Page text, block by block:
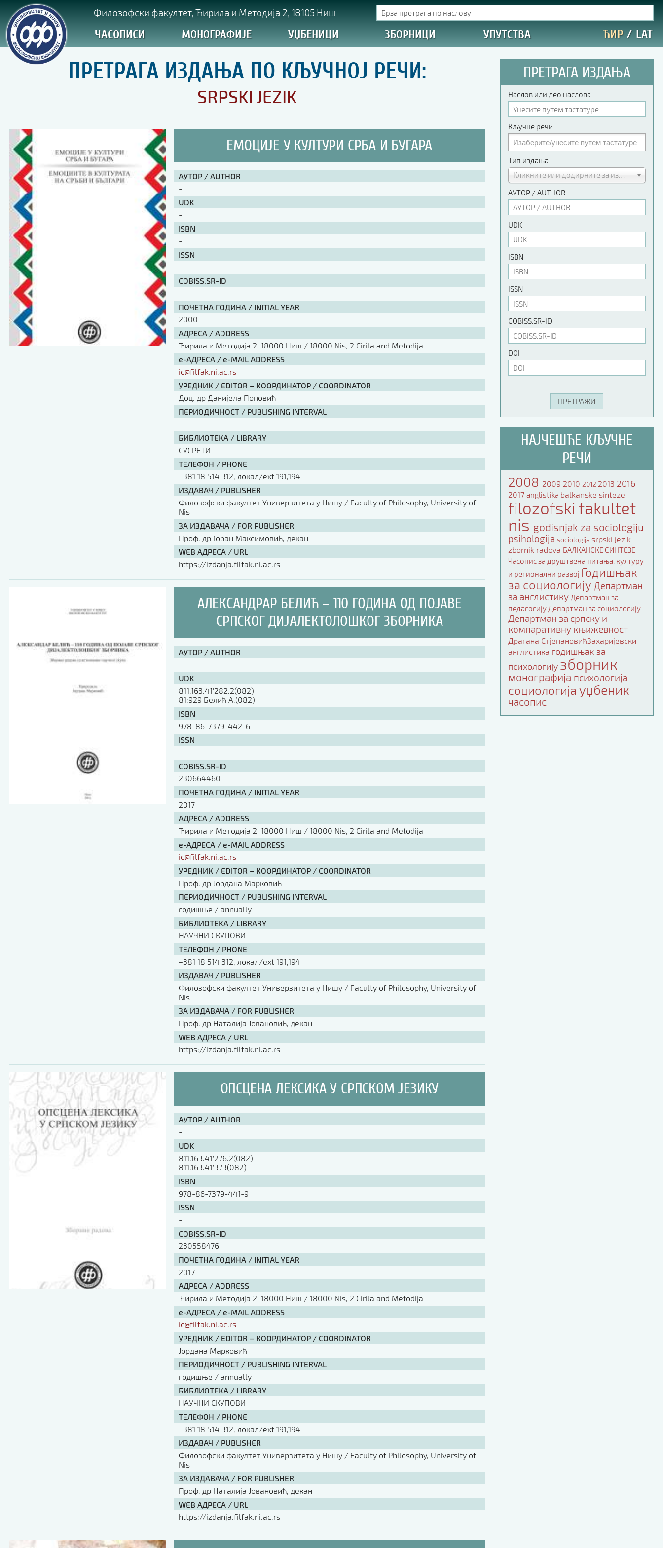
Филозофски факултет, Ћирила и Методија 2, 18105 Ниш
ЧАСОПИСИ МОНОГРАФИЈЕ УЏБЕНИЦИ ЗБОРНИЦИ УПУТСТВА ЋИР / LAT
ПРЕТРАГА ИЗДАЊА ПО КЉУЧНОЈ РЕЧИ:
SRPSKI JEZIK
ЕМОЦИЈЕ У КУЛТУРИ СРБА И БУГАРА
АУТОР / AUTHOR
-
UDK
-
ISBN
-
ISSN
-
COBISS.SR-ID
-
ПОЧЕТНА ГОДИНА / INITIAL YEAR
2000
АДРЕСА / ADDRESS
Ћирила и Методија 2, 18000 Ниш / 18000 Nis, 2 Cirila and Metodija
е-АДРЕСА / e-MAIL ADDRESS
ic@filfak.ni.ac.rs
УРЕДНИК / EDITOR – КООРДИНАТОР / COORDINATOR
Доц. др Данијела Поповић
ПЕРИОДИЧНОСТ / PUBLISHING INTERVAL
-
БИБЛИОТЕКА / LIBRARY
СУСРЕТИ
ТЕЛЕФОН / PHONE
+381 18 514 312, локал/ext 191,194
ИЗДАВАЧ / PUBLISHER
Филозофски факултет Универзитета у Нишу / Faculty of Philosophy, University of
Nis
ЗА ИЗДАВАЧА / FOR PUBLISHER
Проф. др Горан Максимовић, декан
WEB АДРЕСА / URL
https://izdanja.filfak.ni.ac.rs
АЛЕКСАНДРАР БЕЛИЋ – 110 ГОДИНА ОД ПОЈАВЕ
СРПСКОГ ДИЈАЛЕКТОЛОШКОГ ЗБОРНИКА
АУТОР / AUTHOR
-
UDK
811.163.41'282.2(082)
81:929 Белић А.(082)
ISBN
978-86-7379-442-6
ISSN
-
COBISS.SR-ID
230664460
ПОЧЕТНА ГОДИНА / INITIAL YEAR
2017
АДРЕСА / ADDRESS
Ћирила и Методија 2, 18000 Ниш / 18000 Nis, 2 Cirila and Metodija
е-АДРЕСА / e-MAIL ADDRESS
ic@filfak.ni.ac.rs
УРЕДНИК / EDITOR – КООРДИНАТОР / COORDINATOR
Проф. др Јордана Марковић
ПЕРИОДИЧНОСТ / PUBLISHING INTERVAL
годишње / annually
БИБЛИОТЕКА / LIBRARY
НАУЧНИ СКУПОВИ
ТЕЛЕФОН / PHONE
+381 18 514 312, локал/ext 191,194
ИЗДАВАЧ / PUBLISHER
Филозофски факултет Универзитета у Нишу / Faculty of Philosophy, University of
Nis
ЗА ИЗДАВАЧА / FOR PUBLISHER
Проф. др Наталија Јовановић, декан
WEB АДРЕСА / URL
https://izdanja.filfak.ni.ac.rs
ОПСЦЕНА ЛЕКСИКА У СРПСКОМ ЈЕЗИКУ
АУТОР / AUTHOR
-
UDK
811.163.41’276.2(082)
811.163.41’373(082)
ISBN
978-86-7379-441-9
ISSN
-
COBISS.SR-ID
230558476
ПОЧЕТНА ГОДИНА / INITIAL YEAR
2017
АДРЕСА / ADDRESS
Ћирила и Методија 2, 18000 Ниш / 18000 Nis, 2 Cirila and Metodija
е-АДРЕСА / e-MAIL ADDRESS
ic@filfak.ni.ac.rs
УРЕДНИК / EDITOR – КООРДИНАТОР / COORDINATOR
Јордана Марковић
ПЕРИОДИЧНОСТ / PUBLISHING INTERVAL
годишње / annually
БИБЛИОТЕКА / LIBRARY
НАУЧНИ СКУПОВИ
ТЕЛЕФОН / PHONE
+381 18 514 312, локал/ext 191,194
ИЗДАВАЧ / PUBLISHER
Филозофски факултет Универзитета у Нишу / Faculty of Philosophy, University of
Nis
ЗА ИЗДАВАЧА / FOR PUBLISHER
Проф. др Наталија Јовановић, декан
WEB АДРЕСА / URL
https://izdanja.filfak.ni.ac.rs
ПРЕТРАГА ИЗДАЊА
Наслов или део наслова
Кључне речи
Тип издања
Кликните или додирните за избор
АУТОР / AUTHOR
UDK
ISBN
ISSN
COBISS.SR-ID
DOI
НАЈЧЕШЋЕ КЉУЧНЕ
РЕЧИ
2008 2009 2010 2012 2013 2016
2017 anglistika balkanske sinteze
filozofski fakultet
nis godisnjak za sociologiju
psihologija sociologija srpski jezik
zbornik radova БАЛКАНСКЕ СИНТЕЗЕ
Часопис за друштвена питања, културу
и регионални развој Годишњак
за социологију Департман
за англистику Департман за
педагогију Департман за социологију
Департман за српску и
компаративну књижевност
Драгана СтјепановићЗахаријевски
англистика годишњак за
психологију зборник
монографија психологија
социологија уџбеник
часопис